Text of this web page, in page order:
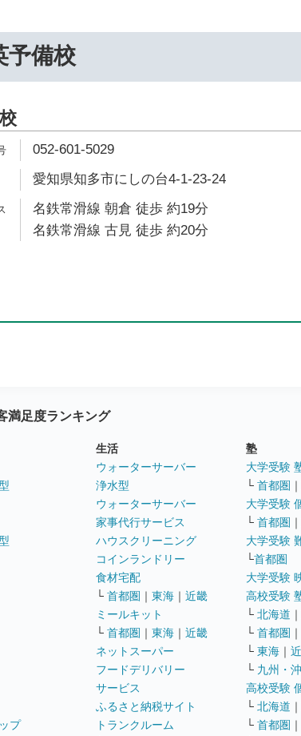
予備校
052-601-5029
愛知県知多市にしの台4-1-23-24
名鉄常滑線 朝倉 徒歩 約19分
名鉄常滑線 古見 徒歩 約20分
満足度ランキング
プ
生活
ウォーターサーバー
浄水型
ウォーターサーバー
家事代行サービス
ハウスクリーニング
コインランドリー
食材宅配
└ 首都圏 ｜ 東海 ｜ 近畿
ミールキット
└ 首都圏 ｜ 東海 ｜ 近畿
ネットスーパー
フードデリバリー
サービス
ふるさと納税サイト
トランクルーム
塾
大学受験
└ 首都圏 ｜
大学受験
└ 首都圏 ｜
大学受験
└首都圏
大学受験
高校受験
└ 北海道 ｜
└ 首都圏 ｜
└ 東海 ｜
└ 九州・
高校受験
└ 北海道 ｜
└ 首都圏 ｜